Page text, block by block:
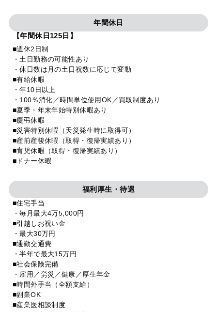
年間休日
【年間休日125日】
■週休2日制
・土日勤務の可能性あり
・休日数は月の土日祝数に応じて変動
■有給休暇
・年10日以上
・100％消化／時間単位使用OK／買取制度あり
■夏季・年末年始特別休暇あり
■慶弔休暇
■災害特別休暇（天災発生時に取得可）
■産前産後休暇（取得・復帰実績あり）
■育児休暇（取得・復帰実績あり）
■ドナー休暇
福利厚生・待遇
■住宅手当
・毎月最大4万5,000円
■引越しお祝い金
・最大30万円
■通勤交通費
・半年で最大15万円
■社会保険完備
・雇用／労災／健康／厚生年金
■時間外手当（全額支給）
■副業OK
■産業医相談制度